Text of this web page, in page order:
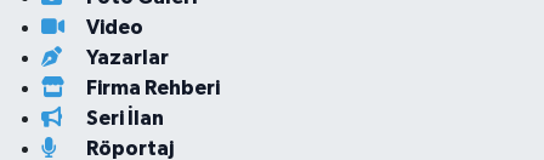
Video
Yazarlar
Firma Rehberi
Seri İlan
Röportaj